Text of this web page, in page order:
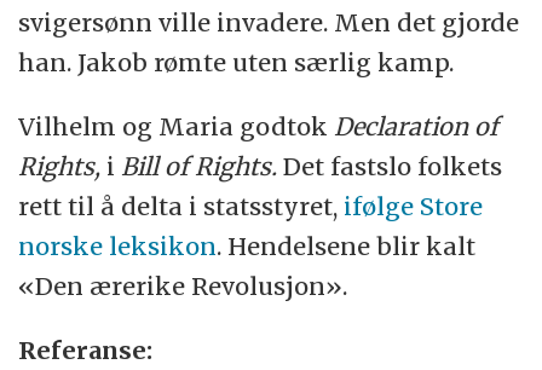
svigersønn ville invadere. Men det gjorde
han. Jakob rømte uten særlig kamp.
Vilhelm og Maria godtok Declaration of
Rights, i Bill of Rights.Det fastslo folkets
rett til å delta i statsstyret, ifølge Store
norske leksikon. Hendelsene blir kalt
«Den ærerike Revolusjon».
Referanse: